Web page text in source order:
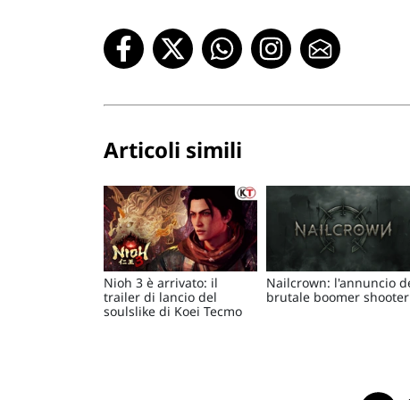
Articoli simili
Nioh 3 è arrivato: il
trailer di lancio del
soulslike di Koei Tecmo
Nailcrown: l'annuncio
brutale boomer shooter